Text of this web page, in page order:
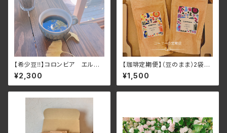
【希少豆‼︎】コロンビア エルパ
ライソ農園のアナエロビック
¥2,300
【珈琲定期便】（豆のまま）2袋計
200ｇ 1ヶ月でやめてもOK
¥1,500